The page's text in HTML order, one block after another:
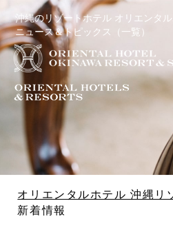
沖縄のリゾートホテル オリエンタ
ニュース＆トピックス（一覧）
宿泊日
宿泊予約
航空券＋
泊予約
オリエンタルホテル 沖縄リ
新着情報